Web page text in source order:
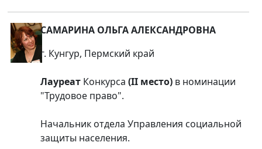
САМАРИНА ОЛЬГА АЛЕКСАНДРОВНА
г. Кунгур, Пермский край
Лауреат Конкурса (II место) в номинации
"Трудовое право".
Начальник отдела Управления социальной
защиты населения.